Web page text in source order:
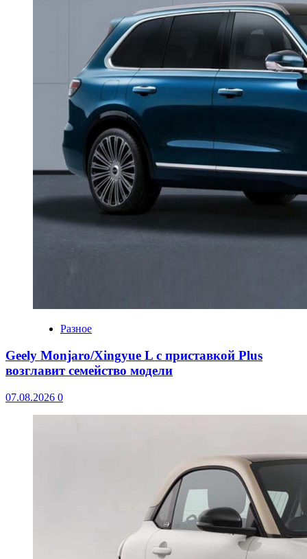
Разное
Geely Monjaro/Xingyue L с приставкой Plus
возглавит семейство модели
07.08.2026 0